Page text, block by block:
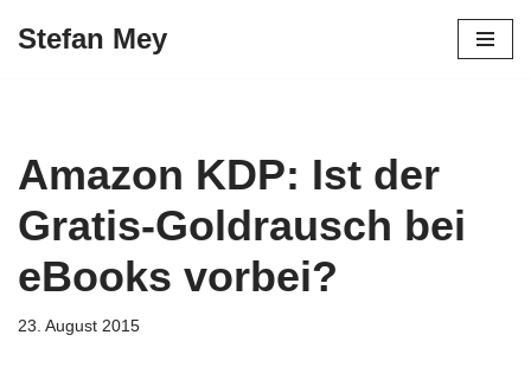
Stefan Mey
Amazon KDP: Ist der
Gratis-Goldrausch bei
eBooks vorbei?
23. August 2015